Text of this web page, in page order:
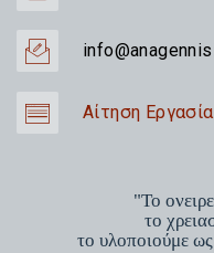
Αίτηση
"Το
το
το υλοποιούμε ως